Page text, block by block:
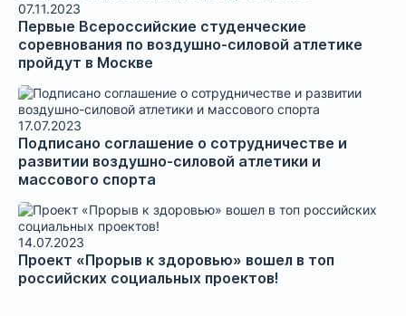
07.11.2023
Первые Всероссийские студенческие
соревнования по воздушно-силовой атлетике
пройдут в Москве
17.07.2023
Подписано соглашение о сотрудничестве и
развитии воздушно-силовой атлетики и
массового спорта
14.07.2023
Проект «Прорыв к здоровью» вошел в топ
российских социальных проектов!